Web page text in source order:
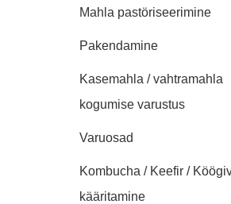
Mahla pastöriseerimine
Pakendamine
Kasemahla / vahtramahla
kogumise varustus
Varuosad
Kombucha / Keefir /
kääritamine